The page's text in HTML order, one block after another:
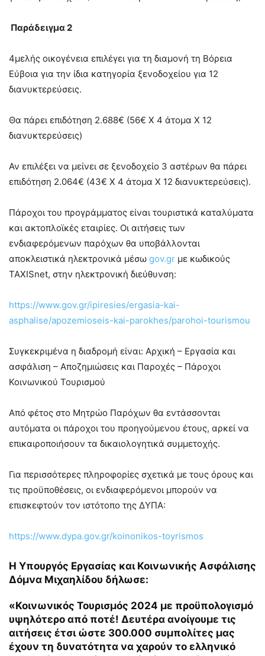
Παράδειγμα 2
4μελής οικογένεια επιλέγει για τη διαμονή τη Βόρεια
Εύβοια για την ίδια κατηγορία ξενοδοχείου για 12
διανυκτερεύσεις.
Θα πάρει επιδότηση 2.688€ (56€ Χ 4 άτομα Χ 12
διανυκτερεύσεις)
Αν επιλέξει να μείνει σε ξενοδοχείο 3 αστέρων θα πάρει
επιδότηση 2.064€ (43€ Χ 4 άτομα Χ 12 διανυκτερεύσεις).
Πάροχοι του προγράμματος είναι τουριστικά καταλύματα
και ακτοπλοϊκές εταιρίες. Οι αιτήσεις των
ενδιαφερόμενων παρόχων θα υποβάλλονται
αποκλειστικά ηλεκτρονικά μέσω gov.gr με κωδικούς
TAXISnet, στην ηλεκτρονική διεύθυνση:
https://www.gov.gr/ipiresies/ergasia-kai-
asphalise/apozemioseis-kai-parokhes/parohoi-tourismou
Συγκεκριμένα η διαδρομή είναι: Αρχική – Εργασία και
ασφάλιση – Αποζημιώσεις και Παροχές – Πάροχοι
Κοινωνικού Τουρισμού
Από φέτος στο Μητρώο Παρόχων θα εντάσσονται
αυτόματα οι πάροχοι του προηγούμενου έτους, αρκεί να
επικαιροποιήσουν τα δικαιολογητικά συμμετοχής.
Για περισσότερες πληροφορίες σχετικά με τους όρους και
τις προϋποθέσεις, οι ενδιαφερόμενοι μπορούν να
επισκεφτούν τον ιστότοπο της ΔΥΠΑ:
https://www.dypa.gov.gr/koinonikos-toyrismos
Η Υπουργός Εργασίας και Κοινωνικής Ασφάλισης
Δόμνα Μιχαηλίδου δήλωσε:
«Κοινωνικός Τουρισμός 2024 με προϋπολογισμό
υψηλότερο από ποτέ! Δευτέρα ανοίγουμε τις
αιτήσεις έτσι ώστε 300.000 συμπολίτες μας
έχουν τη δυνατότητα να χαρούν το ελληνικό